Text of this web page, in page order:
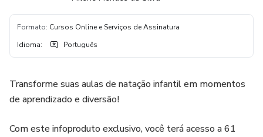
Formato: Cursos Online e Serviços de Assinatura
Idioma: Português
Transforme suas aulas de natação infantil em momentos
de aprendizado e diversão!
Com este infoproduto exclusivo, você terá acesso a 61